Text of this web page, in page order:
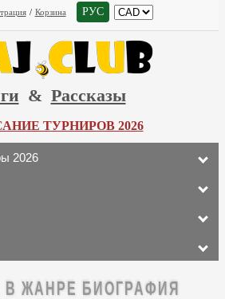
/ Корзина РУС
& Рассказы
ТУРНИРОВ 2026
2026
ЖАНРЕ БИОГРАФИЯ